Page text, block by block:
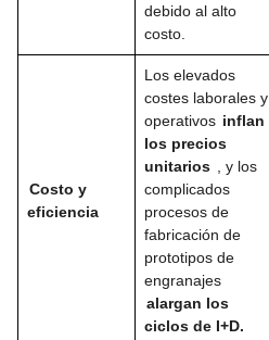
debido al alto
costo.
Costo y
eficiencia
Los elevados
costes laborales y
operativos inflan
los precios
unitarios
, y los
complicados
procesos de
fabricación de
prototipos de
engranajes
alargan los
ciclos de I+D.